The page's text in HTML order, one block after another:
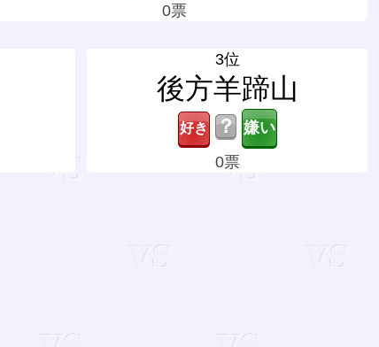
0票
3位
後方羊蹄山
？
0票